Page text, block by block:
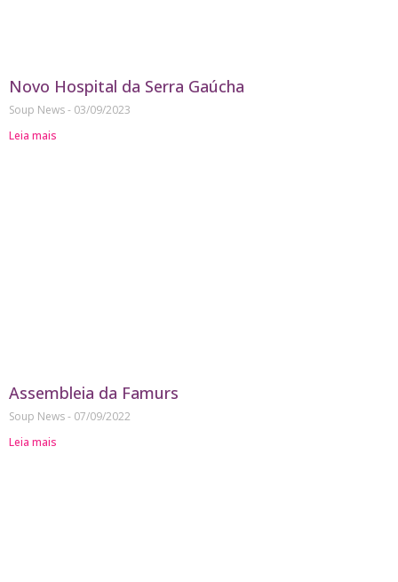
Novo Hospital da Serra Gaúcha
Soup News
03/09/2023
Leia mais
Assembleia da Famurs
Soup News
07/09/2022
Leia mais